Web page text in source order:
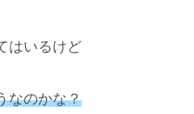
はいるけど
なのかな？